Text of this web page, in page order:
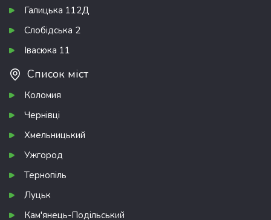
Галицька 112Д
Слобідська 2
Івасюка 11
Список міст
Коломия
Чернівці
Хмельницький
Ужгород
Тернопіль
Луцьк
Кам'янець-Подільський